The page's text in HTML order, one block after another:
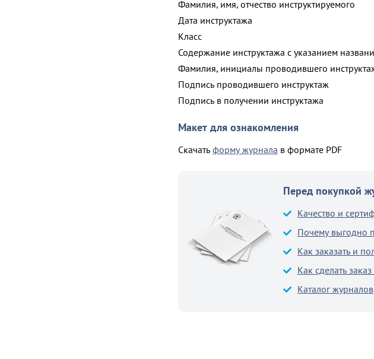
Фамилия, имя, отчество инструктируемого
Дата инструктажа
Класс
Содержание инструктажа с указанием
Фамилия, инициалы проводившего
Подпись проводившего инструктаж
Подпись в получении инструктажа
Макет для ознакомления
Скачать форму журнала в формате PDF
Перед покупкой
Качество и
Почему выгодно
Как заказать и
Как сделать
Каталог журналов